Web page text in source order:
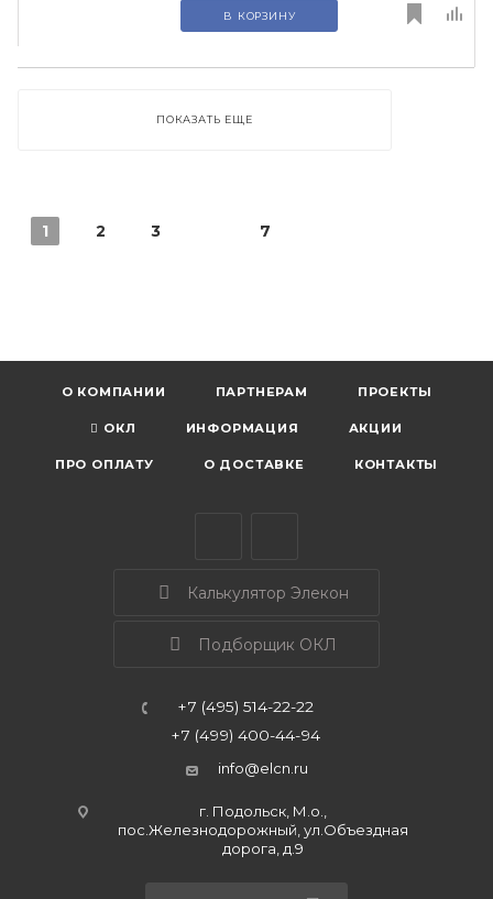
В КОРЗИНУ
ПОКАЗАТЬ ЕЩЕ
1 2 3 7
О КОМПАНИИ ПАРТНЕРАМ ПРОЕКТЫ
ОКЛ ИНФОРМАЦИЯ АКЦИИ
ПРО ОПЛАТУ О ДОСТАВКЕ КОНТАКТЫ
Калькулятор Элекон
Подборщик ОКЛ
+7 (495) 514-22-22
+7 (499) 400-44-94
info@elcn.ru
г. Подольск, М.о.,
пос.Железнодорожный, ул.Объездная
дорога, д.9